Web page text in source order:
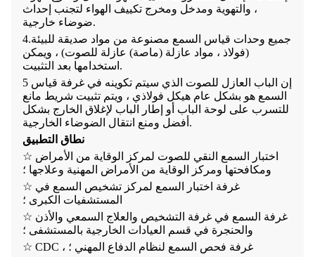
، والتهوية ومدخل ومخرج تكييف الهواء لتجنب إحداث
ضوضاء خارجية.
4.جميع وحدات قياس السمع مصنوعة من مواد صديقة للبيئة
(فولاذ ، مواد عازلة (ماصة) عازلة للصوت) ، ويمكن
استخدامها بعد التثبيت.
5 إن الباب العازل للصوت الذي سيتم تكوينه في غرفة قياس
السمع هو بشكل عام هيكل فولاذي ، ويتم تثبيت شريط مانع
للتسرب على لوحة الباب أو إطار الباب لإغلاق الخارج بشكل
أفضل ومنع انتقال الضوضاء الخارجية.
نطاق التطبيق
☆ اختبار السمع النقي للصوت لمركز الوقاية من الأمراض
ومكافحتها ومركز الوقاية من الأمراض المهنية وعلاجها ؛
☆ غرفة اختبار السمع لمركز تشخيص السمع في
المستشفيات الكبرى ؛
☆ غرفة السمع في غرفة التشخيص والعلاج السمعي والأذن
والحنجرة في قسم العيادات الخارجية بالمستشفى ؛
☆
CDC ، غرفة فحص السمع لنظام الدفاع المهني ؛